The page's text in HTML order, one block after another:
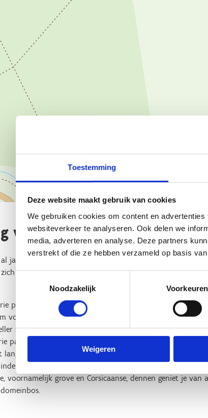
Toestemming
Deze website maakt gebruik van cookies
We gebruiken cookies om content en
websiteverkeer te analyseren. Ook delen we
media, adverteren en analyse. Deze partners
verstrekt of die ze hebben verzameld op basis
Noodzakelijk
Voorkeuren
Weigeren
van de route
jaren een prachtige locatie voor wandelaars en joggers.
op de parking ter hoogte van het Wit Toreke, Ter
parcours uitgestippeld door het Meetshovenbos. De
voor, terwijl de groene lus 3,7 km telt. Na de rode lus heb
staan. Vanaf restaurant het Wit Toreke, een restant van
parcours je naar de historische hoofddreef, een dubbele
langs waardevolle graslanden, waar je met een beetje
opmerkt die hier enkele jaren geleden voor het eerst
voornamelijk grove en Corsicaanse, dennen geniet je van